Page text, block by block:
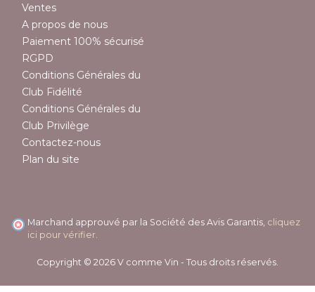
Ventes
A propos de nous
Paiement 100% sécurisé
RGPD
Conditions Générales du
Club Fidélité
Conditions Générales du
Club Privilège
Contactez-nous
Plan du site
Marchand approuvé par la Société des Avis Garantis, cliquez
ici pour vérifier
Copyright © 2026 V comme Vin - Tous droits réservés.